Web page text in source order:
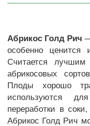
Абрикос Голд Рич
особенно ценится
Считается
абрикосовых
Плоды хорошо
используются
переработки в
Абрикос Голд Рич